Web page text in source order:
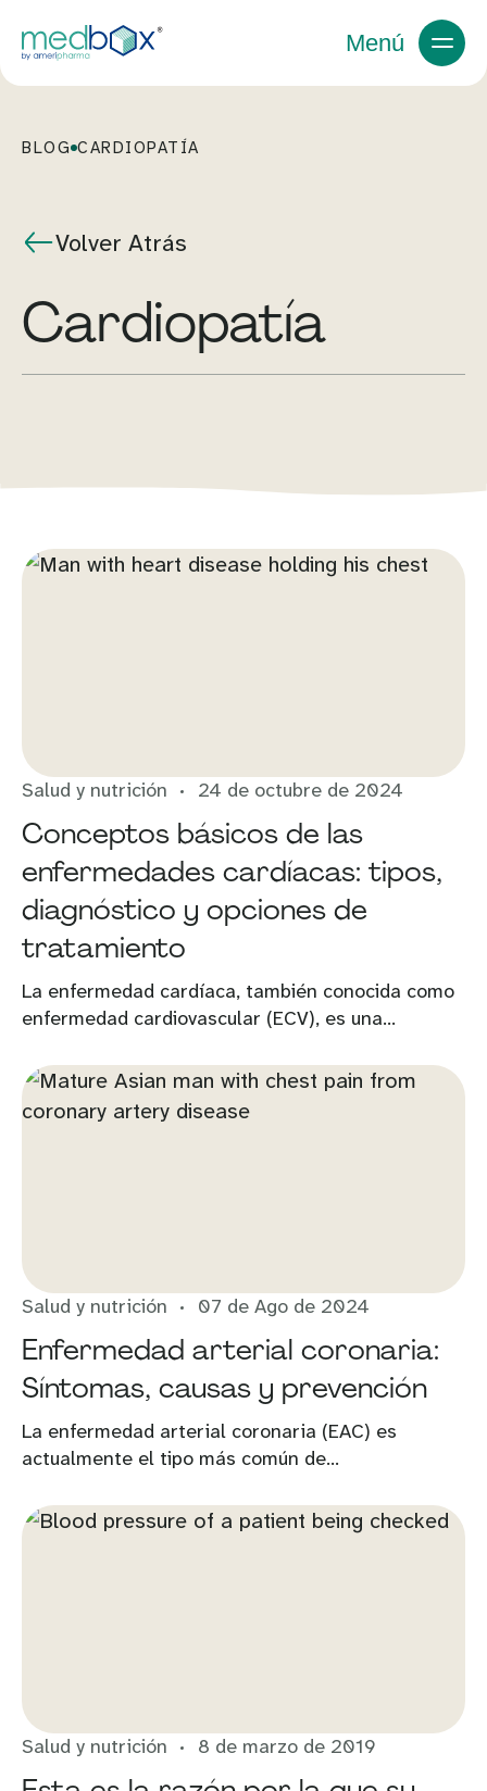
Menú
BLOG CARDIOPATÍA
Volver Atrás
Cardiopatía
Salud y nutrición 24 de octubre de 2024
Conceptos básicos de las
enfermedades cardíacas: tipos,
diagnóstico y opciones de
tratamiento
La enfermedad cardíaca, también conocida como
enfermedad cardiovascular (ECV), es una...
Salud y nutrición 07 de Ago de 2024
Enfermedad arterial coronaria:
Síntomas, causas y prevención
La enfermedad arterial coronaria (EAC) es
actualmente el tipo más común de...
Salud y nutrición 8 de marzo de 2019